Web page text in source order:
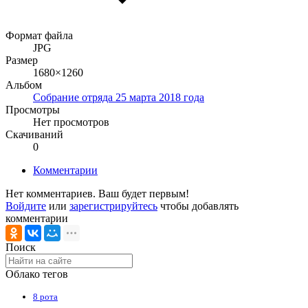
Формат файла
JPG
Размер
1680×1260
Альбом
Собрание отряда 25 марта 2018 года
Просмотры
Нет просмотров
Скачиваний
0
Комментарии
Нет комментариев. Ваш будет первым!
Войдите или зарегистрируйтесь чтобы добавлять
комментарии
Поиск
Облако тегов
8 рота